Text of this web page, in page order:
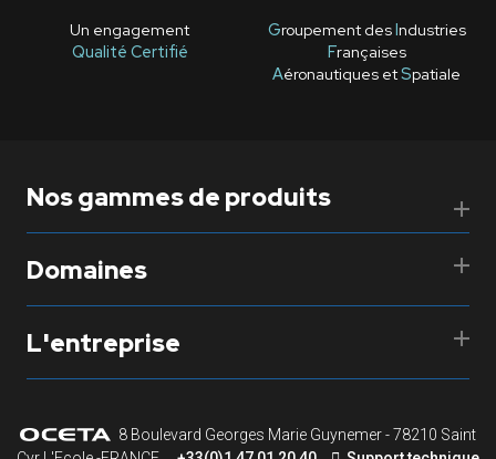
Un engagement
Qualité Certifié
Groupement desIndustries
Françaises
Aéronautiques etSpatiale
Nos gammes de produits
Domaines
L'entreprise
8 Boulevard Georges Marie Guynemer - 78210 Saint